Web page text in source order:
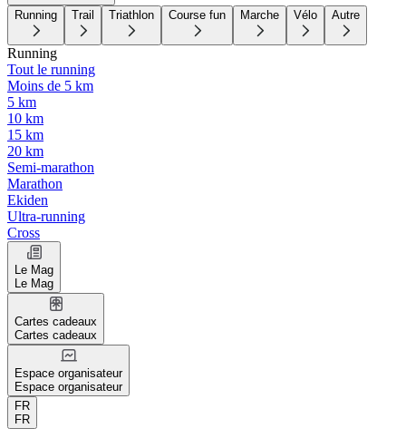
Running Trail Triathlon Course fun Marche Vélo Autre
Running
Tout le running
Moins de 5 km
5 km
10 km
15 km
20 km
Semi-marathon
Marathon
Ekiden
Ultra-running
Cross
Le Mag
Le Mag
Cartes cadeaux
Cartes cadeaux
Espace organisateur
Espace organisateur
FR
FR